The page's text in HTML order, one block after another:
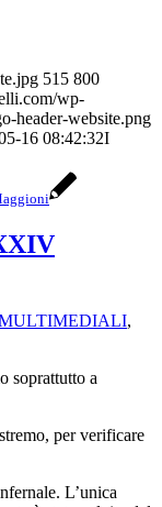
515 800
wp-
header-website.png
16 08:42:32I
,
soprattutto a
per verificare
L’unica